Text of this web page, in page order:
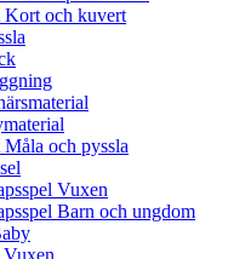
och kuvert
och pyssla
Vuxen
Barn och ungdom
Vuxen